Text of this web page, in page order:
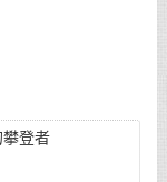
登者